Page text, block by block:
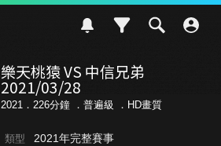
樂天桃猿 VS 中信兄弟
2021/03/28
2021．226分鐘 ． 普遍級 ．HD畫質
類型 2021年完整賽事